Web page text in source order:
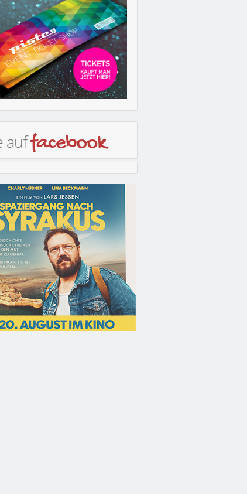
auffacebook